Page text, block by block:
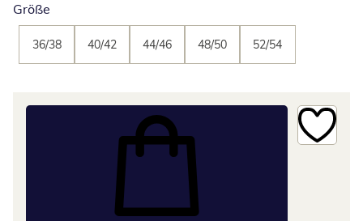
Größe
36/38 40/42 44/46 48/50 52/54